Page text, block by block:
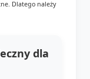
Dlatego należy
dla